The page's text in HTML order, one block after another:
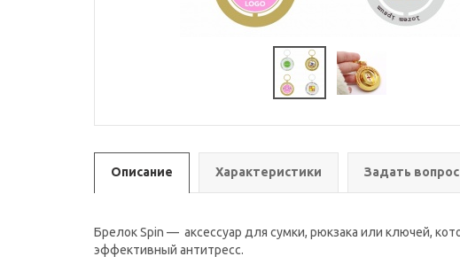
Описание Характеристики Задать вопрос
Брелок Spin — аксессуар для сумки, рюкзака или ключей,
эффективный антитресс.